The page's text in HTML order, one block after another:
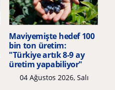
Maviyemişte hedef 100
bin ton üretim:
"Türkiye artık 8-9 ay
üretim yapabiliyor"
04 Ağustos 2026, Salı